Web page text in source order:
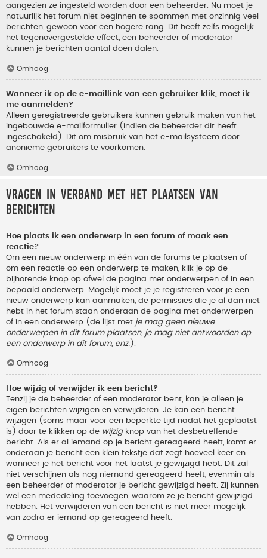
aangezien ze ingesteld worden door een beheerder. Nu moet je
natuurlijk het forum niet beginnen te spammen met onzinnig veel
berichten, gewoon voor een hogere rang. Dit heeft zelfs mogelijk
het tegenovergestelde effect, een beheerder of moderator
kunnen je berichten aantal doen dalen.
Omhoog
Wanneer ik op de e-maillink van een gebruiker klik, moet ik
me aanmelden?
Alleen geregistreerde gebruikers kunnen gebruik maken van het
ingebouwde e-mailformulier (indien de beheerder dit heeft
ingeschakeld). Dit om misbruik van het e-mailsysteem door
anonieme gebruikers te voorkomen.
Omhoog
Vragen in verband met het plaatsen van
berichten
Hoe plaats ik een onderwerp in een forum of maak een
reactie?
Om een nieuw onderwerp in één van de forums te plaatsen of
om een reactie op een onderwerp te maken, klik je op de
bijhorende knop op ofwel de pagina met onderwerpen of in een
bepaald onderwerp. Mogelijk moet je je registreren voor je een
nieuw onderwerp kan aanmaken, de permissies die je al dan niet
hebt in het forum staan onderaan de pagina met onderwerpen
of in een onderwerp (de lijst met je mag geen nieuwe
onderwerpen in dit forum plaatsen, je mag niet antwoorden op
een onderwerp in dit forum, enz. ).
Omhoog
Hoe wijzig of verwijder ik een bericht?
Tenzij je de beheerder of een moderator bent, kan je alleen je
eigen berichten wijzigen en verwijderen. Je kan een bericht
wijzigen (soms maar voor een beperkte tijd nadat het geplaatst
is) door te klikken op de wijzigknop van het desbetreffende
bericht. Als er al iemand op je bericht gereageerd heeft, komt er
onderaan je bericht een klein tekstje dat zegt hoeveel keer en
wanneer je het bericht voor het laatst je gewijzigd hebt. Dit zal
niet verschijnen als nog niemand gereageerd heeft, evenmin als
een beheerder of moderator je bericht gewijzigd heeft. Zij kunnen
wel een mededeling toevoegen, waarom ze je bericht gewijzigd
hebben. Het verwijderen van een bericht is niet meer mogelijk
van zodra er iemand op gereageerd heeft.
Omhoog